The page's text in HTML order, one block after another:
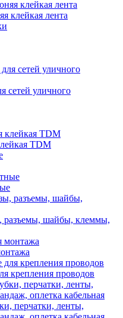
клейкая лента
сетей уличного
TDM
разъемы, шайбы, клеммы,
крепления проводов
перчатки, ленты,